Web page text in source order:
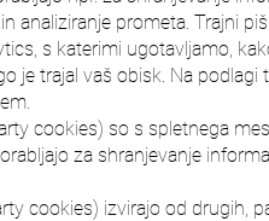
analiziranje prometa. Trajni
s katerimi ugotavljamo,
je trajal vaš obisk. Na
cookies) so s spletnega
za shranjevanje
cookies) izvirajo od drugih,